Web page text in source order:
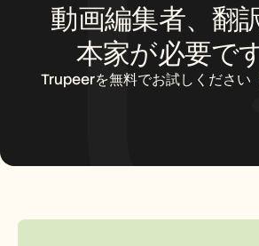
動画編集者、翻
本家が必要で
Trupeerを無料でお試しください